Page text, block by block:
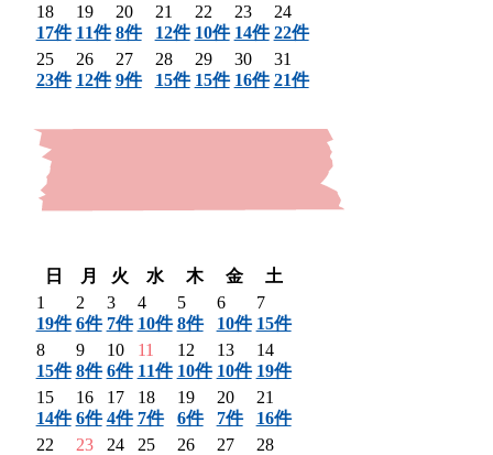
18
17件
19
11件
20
8件
21
12件
22
10件
23
14件
24
22件
25
23件
26
12件
27
9件
28
15件
29
15件
30
16件
31
21件
日
月 火 水 木 金
土
1
19件
2
6件
3
7件
4
10件
5
8件
6
10件
7
15件
8
15件
9
8件
10
6件
11
11件
12
10件
13
10件
14
19件
15
14件
16
6件
17
4件
18
7件
19
6件
20
7件
21
16件
22
23
24
25
26
27
28